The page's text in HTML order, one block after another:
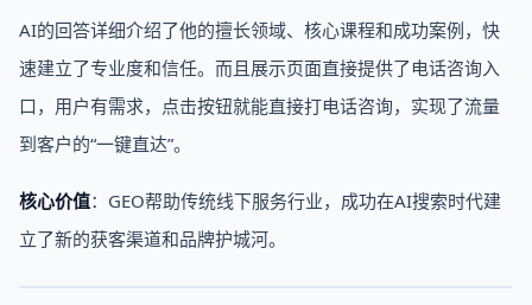
AI的回答详细介绍了他的擅长领域、核心课程和成功案例，快
速建立了专业度和信任。而且展示页面直接提供了电话咨询入
口，用户有需求，点击按钮就能直接打电话咨询，实现了流量
到客户的“一键直达”。
核心价值：GEO帮助传统线下服务行业，成功在AI搜索时代建
立了新的获客渠道和品牌护城河。